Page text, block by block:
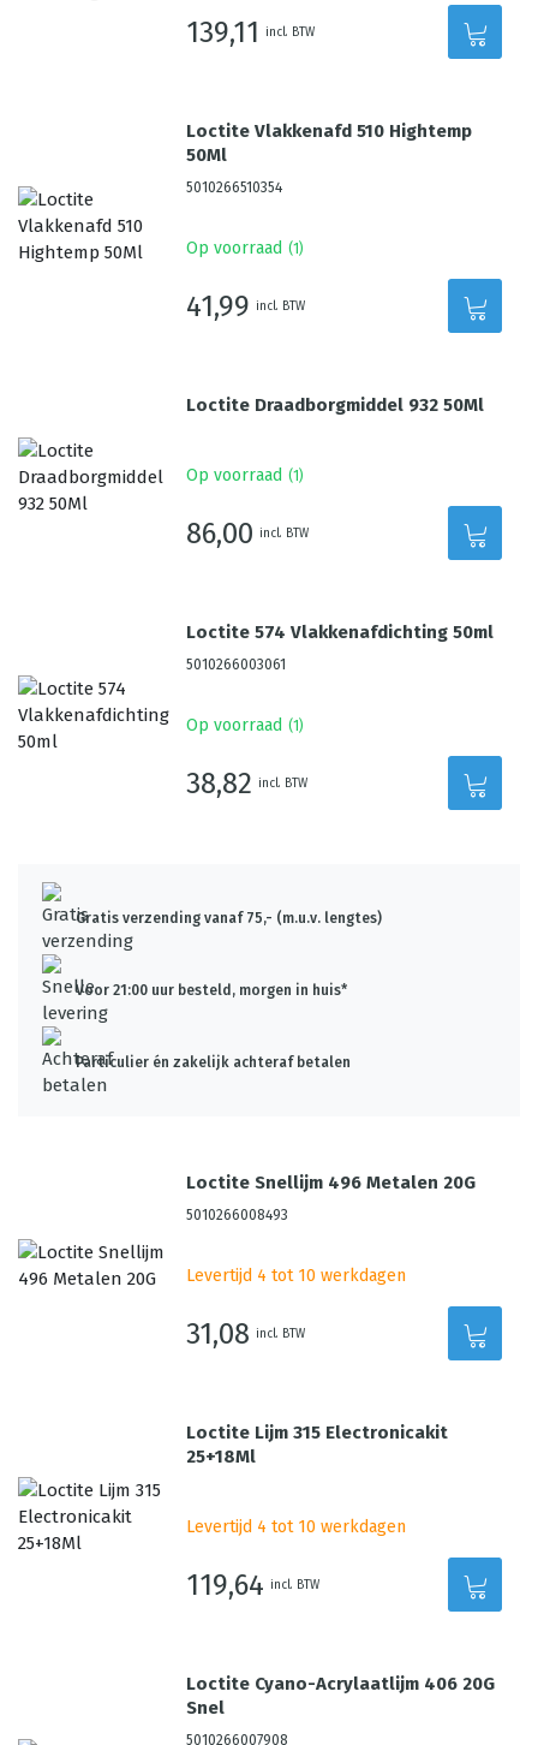
139,11 incl. BTW
Loctite Vlakkenafd 510 Hightemp
50Ml
5010266510354
Op voorraad (1 )
41,99 incl. BTW
Loctite Draadborgmiddel 932 50Ml
Op voorraad (1 )
86,00 incl. BTW
Loctite 574 Vlakkenafdichting 50ml
5010266003061
Op voorraad (1 )
38,82 incl. BTW
Gratis verzending vanaf 75,- (m.u.v. lengtes)
Voor 21:00 uur besteld, morgen in huis*
Particulier én zakelijk achteraf betalen
Loctite Snellijm 496 Metalen 20G
5010266008493
Levertijd 4 tot 10 werkdagen
31,08 incl. BTW
Loctite Lijm 315 Electronicakit
25+18Ml
Levertijd 4 tot 10 werkdagen
119,64 incl. BTW
Loctite Cyano-Acrylaatlijm 406 20G
Snel
5010266007908